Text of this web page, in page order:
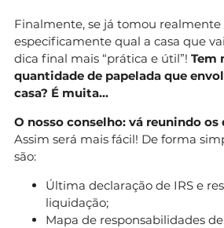
Finalmente, se já tomou realmente
especificamente qual a casa que
dica final mais “prática e útil”! Tem
quantidade de papelada que
casa? É muita…
O nosso conselho: vá reunindo
Assim será mais fácil! De forma
são:
Última declaração de IRS e
liquidação;
Mapa de responsabilidades